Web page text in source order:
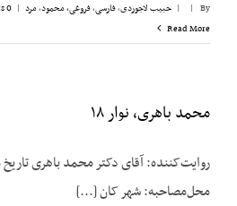
By
|
| حبیب لاجوردی,فارسی,فروغی، محمود,مرد |
0 Comments
Read More
محمد باهری، نوار ۱۸
محل‌مصاحبه: شهر کان [...]